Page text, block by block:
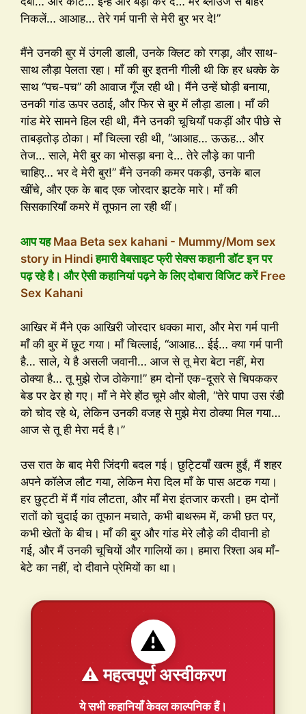
निकलें… आआह… तेरे गर्म पानी से मेरी बुर भर दे!”
मैंने उनकी बुर में उंगली डाली, उनके क्लिट को रगड़ा, और साथ-
साथ लौड़ा पेलता रहा। माँ की बुर इतनी गीली थी कि हर धक्के के
साथ “पच-पच” की आवाज गूँज रही थी। मैंने उन्हें घोड़ी बनाया,
उनकी गांड ऊपर उठाई, और फिर से बुर में लौड़ा डाला। माँ की
गांड मेरे सामने हिल रही थी, मैंने उनकी चूचियाँ पकड़ीं और पीछे से
ताबड़तोड़ ठोका। माँ चिल्ला रही थी, “आआह… ऊऊह… और
तेज… साले, मेरी बुर का भोसड़ा बना दे… तेरे लौड़े का पानी
चाहिए… भर दे मेरी बुर!” मैंने उनकी कमर पकड़ी, उनके बाल
खींचे, और एक के बाद एक जोरदार झटके मारे। माँ की
सिसकारियाँ कमरे में तूफान ला रही थीं।
आप यहMaa Beta sex kahani - Mummy/Mom sex
story in Hindiहमारी वेबसाइट फ्री सेक्स कहानी डॉट इन पर
पढ़ रहे है। और ऐसी कहानियां पढ़ने के लिए दोबारा विजिट करेंFree
Sex Kahani
आखिर में मैंने एक आखिरी जोरदार धक्का मारा, और मेरा गर्म पानी
माँ की बुर में छूट गया। माँ चिल्लाई, “आआह… ईई… क्या गर्म पानी
है… साले, ये है असली जवानी… आज से तू मेरा बेटा नहीं, मेरा
ठोक्या है… तू मुझे रोज ठोकेगा!” हम दोनों एक-दूसरे से चिपककर
बेड पर ढेर हो गए। माँ ने मेरे होंठ चूमे और बोली, “तेरे पापा उस रंडी
को चोद रहे थे, लेकिन उनकी वजह से मुझे मेरा ठोक्या मिल गया…
आज से तू ही मेरा मर्द है।”
उस रात के बाद मेरी जिंदगी बदल गई। छुट्टियाँ खत्म हुईं, मैं शहर
अपने कॉलेज लौट गया, लेकिन मेरा दिल माँ के पास अटक गया।
हर छुट्टी में मैं गांव लौटता, और माँ मेरा इंतजार करती। हम दोनों
रातों को चुदाई का तूफान मचाते, कभी बाथरूम में, कभी छत पर,
कभी खेतों के बीच। माँ की बुर और गांड मेरे लौड़े की दीवानी हो
गई, और मैं उनकी चूचियों और गालियों का। हमारा रिश्ता अब माँ-
बेटे का नहीं, दो दीवाने प्रेमियों का था।
⚠️
⚠️ महत्वपूर्ण अस्वीकरण
ये सभी कहानियाँकेवल काल्पनिकहैं।